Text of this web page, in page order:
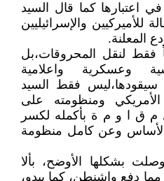
اعتبارها كما قال السيد
للأميركيين والإسرائيليين
المعلنة.
فقط لنقل المحروقات،بل
وعسكرية واعلامية
سيقودها،ليس فقط السيد
ومنظومته على
م ق ا و م ة بأكمله لكسر
وعن كامل منظومة
وصلت بشكلها الأوضح، بألا
مما دفع واشنطن، كما يبدو،